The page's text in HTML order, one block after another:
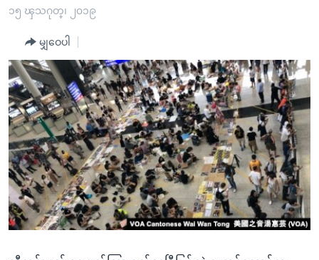
ပင်မ
ကျော်
ကြည့်
ရန်
ပင်မ
အ
ညွန်း
စာမျက်နှာ
သို့
ကျော်
အစ္စရေး-ပါလက်စတိုင်း
အင်္ဂလိပ်စာလေ့လာမယ်
အမေရိကန်သုံးအီဒီယံ
မကြေးမုံရဲ့ အင်္ဂလိပ်စာ
ရုပ်ရှင်ထဲက အင်္ဂလိပ်စာ
သုတပဒေသာ အင်္ဂလိပ်စာ
အပတ်စဉ်ကဏ္ဍများ
ရေဒီယို
တီဗွီ
ရေဒီယိုနှင့်ရုပ်သံ အချက်အလက်များ
ရေဒီယို/တီဗွီအစီအစဉ်
Learning English
ဗွီအိုအေ လူမှုကွန်ယက်များ
၁၅ ၾသဂုတ္၊ ၂၀၁၉
မျှဝေပါ